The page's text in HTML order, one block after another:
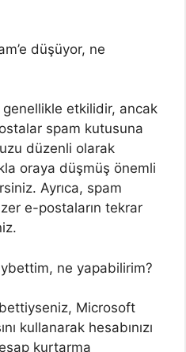
düşüyor, ne
etkilidir, ancak
spam kutusuna
düzenli olarak
oraya düşmüş önemli
Ayrıca, spam
e-postaların tekrar
ne yapabilirim?
Microsoft
kullanarak hesabınızı
kurtarma